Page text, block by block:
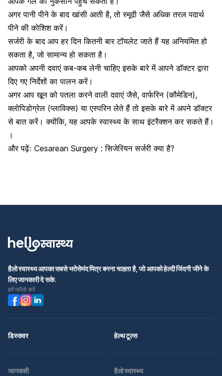
अगर पानी पीने के बाद खांसी आती है, तो स्मूदी जैसे अधिक तरल पदार्थ
पीने की कोशिश करें।
सर्जरी के बाद आप हर दिन कितनी बार टॉयलेट जाते हैं यह अनियमित हो
सकता है, जो सामान्य हो सकता है।
आपको अपनी दवाएं कब-कब लेनी चाहिए इसके बारे में आपने डॉक्टर द्वारा
दिए गए निर्देशों का पालन करें।
अगर आप खून को पतला करने वाली दवाएं जैसे, वार्फरिन (कौमेडिन),
क्लोपिडोग्रेल (प्लाविक्स) या एस्परिन लेते हैं तो इसके बारे में अपने डॉक्टर
से बात करें। क्योंकि, यह आपके स्वास्थ्य के साथ इंटरैक्शन कर सकते हैं।
।
और पढ़ेंः Cesarean Surgery : सिजेरियन सर्जरी क्या है?
हैलो स्वास्थ्य आपका सबसे भरोसेमंद मित्र बनना चाहता है, जो आपको हेल्दी जिंदगी जीने के
लिए जानकारी दे सके.
हमें फॉलो करें
डिस्कवर हेल्थ टूल्स
जानकारी हैलो स्वास्थ्य